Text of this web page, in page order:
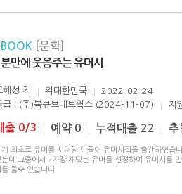
[문학]
만에 웃음주는 유머시
혜성 저 위대한민국
2022-02-24
급 : (주)북큐브네트웍스 (2024-11-07)
지
출 0/3 예약 0 누적대출 22 추
계 최초로 유머를 시처럼 만들어 유머시집을 출간하였습
는데 그중에서 ?가장 재밌는 유머를 선정하여 유머시를
를 줄수 있습니다.